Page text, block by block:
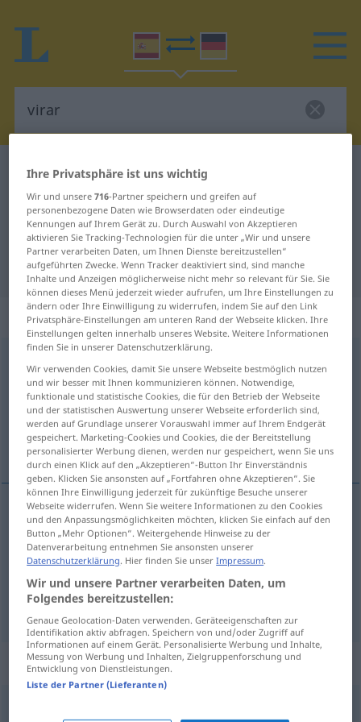
Spanisch-Deutsch Wörterbuch
Spanisch-Deutsch Übersetzung für
"virar"
"virar" Deutsch Übersetzung
„virar“: verbo transitivo
Übersicht aller Übersetzungen
(Für mehr Details die Übersetzung anklicken/antippen)
drehen, wenden, schwenken, tonen
drehen,wenden virar
schwenken virar MAR
tonen virar FOT
„virar“: verbo intransitivo
Ihre Privatsphäre ist uns wichtig
Wir und unsere716-Partner speichern und greifen auf
personenbezogene Daten wie Browserdaten oder eindeutige
Kennungen auf Ihrem Gerät zu. Durch Auswahl von Akzeptieren
aktivieren Sie Tracking-Technologien für die unter „Wir und unsere
Partner verarbeiten Daten, um Ihnen Dienste bereitzustellen“
aufgeführten Zwecke. Wenn Tracker deaktiviert sind, sind manche
Inhalte und Anzeigen möglicherweise nicht mehr so relevant für Sie. Sie
können dieses Menü jederzeit wieder aufrufen, um Ihre Einstellungen zu
ändern oder Ihre Einwilligung zu widerrufen, indem Sie auf den Link
Privatsphäre-Einstellungen am unteren Rand der Webseite klicken. Ihre
Einstellungen gelten innerhalb unseres Website. Weitere Informationen
finden Sie in unserer Datenschutzerklärung.
Wir verwenden Cookies, damit Sie unsere Webseite bestmöglich nutzen
und wir besser mit Ihnen kommunizieren können. Notwendige,
funktionale und statistische Cookies, die für den Betrieb der Webseite
und der statistischen Auswertung unserer Webseite erforderlich sind,
werden auf Grundlage unserer Vorauswahl immer auf Ihrem Endgerät
gespeichert. Marketing-Cookies und Cookies, die der Bereitstellung
personalisierter Werbung dienen, werden nur gespeichert, wenn Sie uns
durch einen Klick auf den „Akzeptieren“-Button Ihr Einverständnis
geben. Klicken Sie ansonsten auf „Fortfahren ohne Akzeptieren“. Sie
können Ihre Einwilligung jederzeit für zukünftige Besuche unserer
Webseite widerrufen. Wenn Sie weitere Informationen zu den Cookies
und den Anpassungsmöglichkeiten möchten, klicken Sie einfach auf den
Button „Mehr Optionen“. Weitergehende Hinweise zu der
Datenverarbeitung entnehmen Sie ansonsten unserer
Datenschutzerklärung. Hier finden Sie unserImpressum.
Wir und unsere Partner verarbeiten Daten, um
Folgendes bereitzustellen:
Genaue Geolocation-Daten verwenden. Geräteeigenschaften zur
Identifikation aktiv abfragen. Speichern von und/oder Zugriff auf
Informationen auf einem Gerät. Personalisierte Werbung und Inhalte,
Messung von Werbung und Inhalten, Zielgruppenforschung und
Entwicklung von Dienstleistungen.
Liste der Partner (Lieferanten)